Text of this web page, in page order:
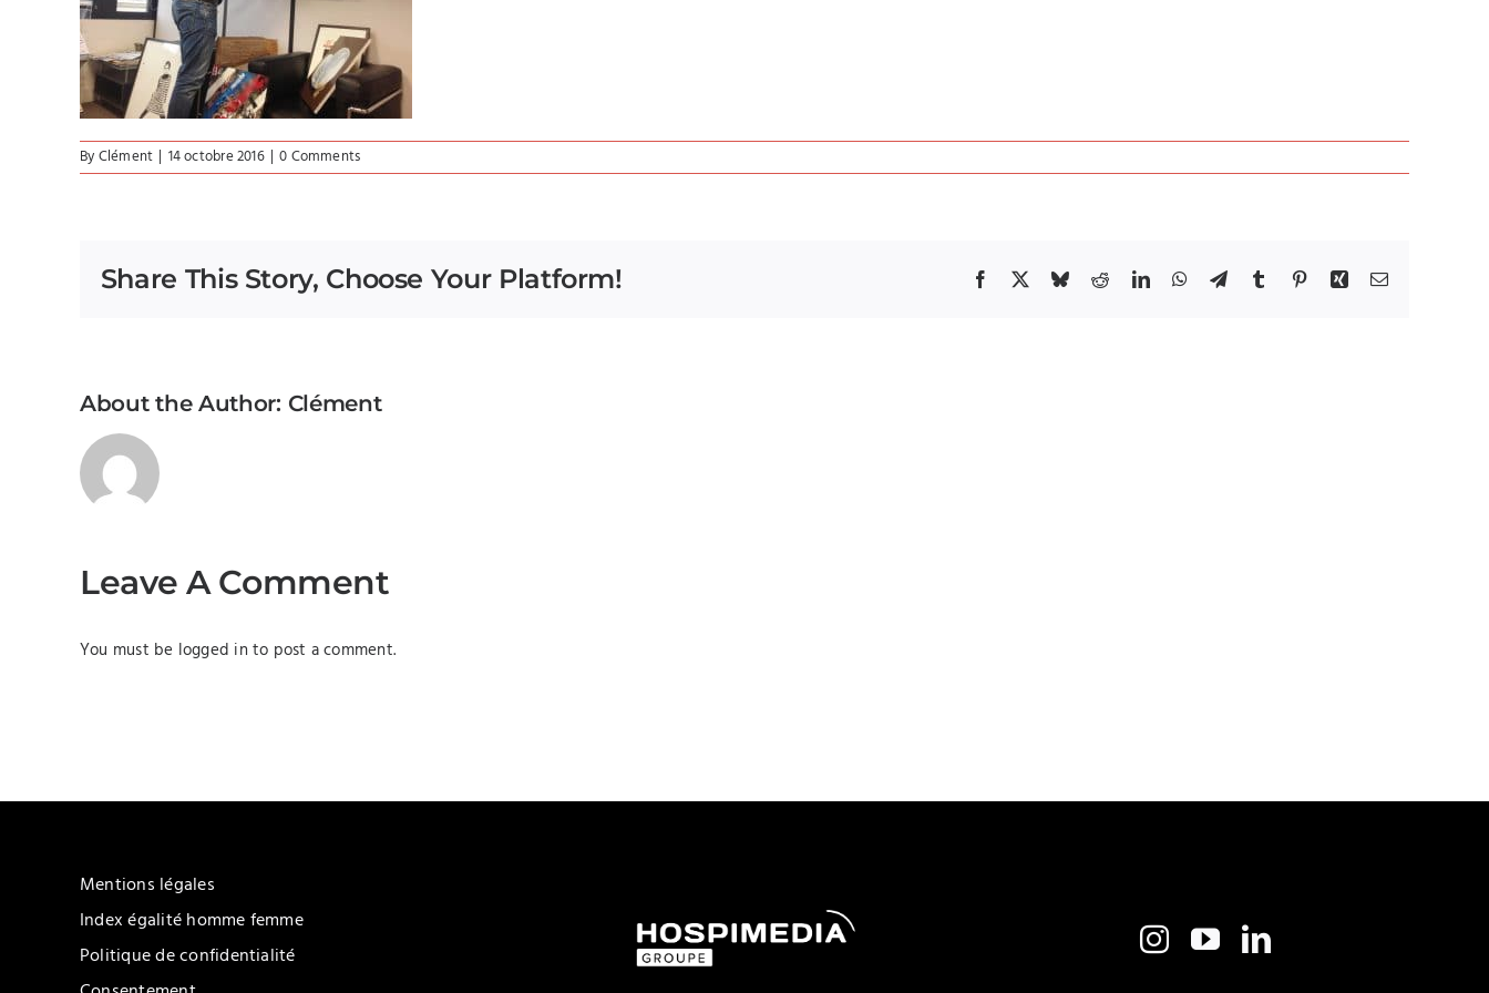
ByClément | 14 octobre 2016 | 0 Comments
Share This Story, Choose Your Platform! Facebook BlueskyRedditLinkedInWhatsApp
TelegramTumblrPinterestXing Email
About the Author: Clément
Leave A Comment
You must be logged in to post a comment.
Mentions légales
Index égalité homme femme
Politique de confidentialité